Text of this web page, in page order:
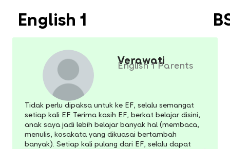
English 1
Verawati
English 1 Parents
Tidak perlu dipaksa untuk ke EF, selalu semangat
setiap kali EF. Terima kasih EF, berkat belajar disini,
anak saya jadi lebih belajar banyak hal (membaca,
menulis, kosakata yang dikuasai bertambah
banyak). Setiap kali pulang dari EF, selalu dapat